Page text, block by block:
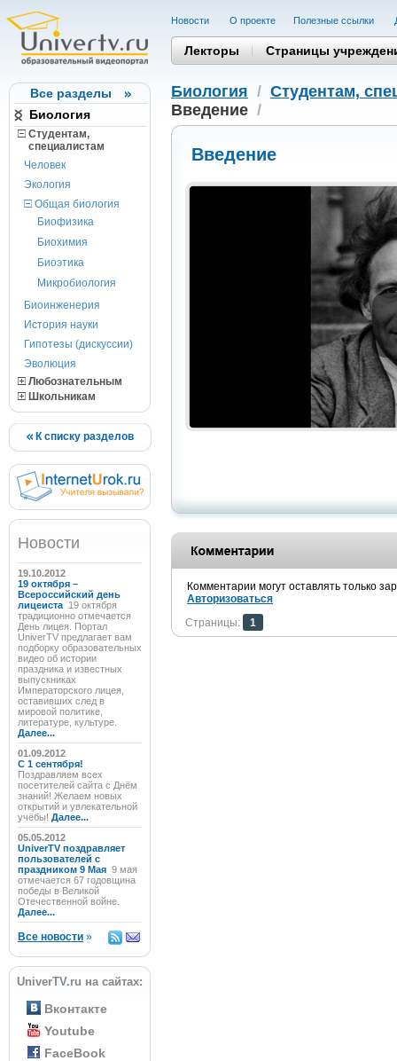
Все разделы
Биология
Студентам,
cпециалистам
Человек
Экология
Общая биология
Биофизика
Биохимия
Биоэтика
Микробиология
Биоинженерия
История науки
Гипотезы (дискуссии)
Эволюция
Любознательным
Школьникам
К списку разделов
Новости
19.10.2012
19 октября –
Всероссийский день
лицеиста 19 октября
традиционно отмечается
День лицея. Портал
UniverTV предлагает вам
подборку образовательных
видео об истории
праздника и известных
выпускниках
Императорского лицея,
оставивших след в
мировой политике,
литературе, культуре.
Далее...
01.09.2012
C 1 сентября!
Поздравляем всех
посетителей сайта с Днём
знаний! Желаем новых
открытий и увлекательной
учёбы! Далее...
05.05.2012
UniverTV поздравляет
пользователей с
праздником 9 Мая 9 мая
отмечается 67 годовщина
победы в Великой
Отечественной войне.
Далее...
Все новости »
UniverTV.ru на сайтах:
Вконтакте
Youtube
FaceBook
Новости О проекте Полезные cсылки
Лекторы Страницы
Биология / Студентам,
Введение /
Введение
Комментарии могут оставлять только
Авторизоваться
Страницы:
1